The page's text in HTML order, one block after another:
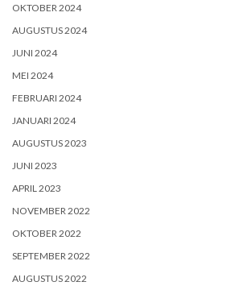
OKTOBER 2024
AUGUSTUS 2024
JUNI 2024
MEI 2024
FEBRUARI 2024
JANUARI 2024
AUGUSTUS 2023
JUNI 2023
APRIL 2023
NOVEMBER 2022
OKTOBER 2022
SEPTEMBER 2022
AUGUSTUS 2022